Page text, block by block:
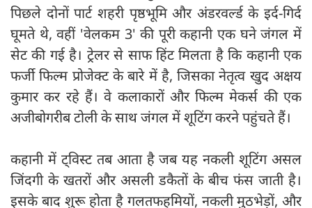
पिछले दोनों पार्ट शहरी पृष्ठभूमि और अंडरवर्ल्ड के इर्द-गिर्द
घूमते थे, वहीं 'वेलकम 3' की पूरी कहानी एक घने जंगल में
सेट की गई है। ट्रेलर से साफ हिंट मिलता है कि कहानी एक
फर्जी फिल्म प्रोजेक्ट के बारे में है, जिसका नेतृत्व खुद अक्षय
कुमार कर रहे हैं। वे कलाकारों और फिल्म मेकर्स की एक
अजीबोगरीब टोली के साथ जंगल में शूटिंग करने पहुंचते हैं।
कहानी में ट्विस्ट तब आता है जब यह नकली शूटिंग असल
जिंदगी के खतरों और असली डकैतों के बीच फंस जाती है।
इसके बाद शुरू होता है गलतफहमियों, नकली मुठभेड़ों, और